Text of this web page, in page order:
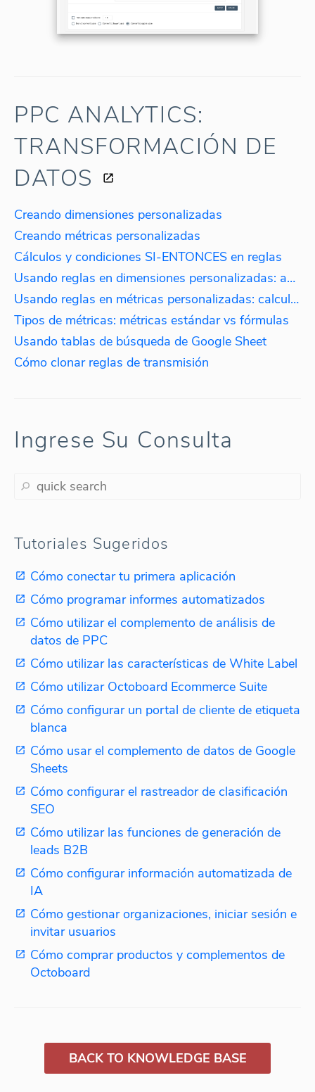
PPC ANALYTICS:
TRANSFORMACIÓN DE
DATOS
Creando dimensiones personalizadas
Creando métricas personalizadas
Cálculos y condiciones SI-ENTONCES en reglas
Usando reglas en dimensiones personalizadas: agregando datos por idioma.
Usando reglas en métricas personalizadas: calculando impuestos
Tipos de métricas: métricas estándar vs fórmulas
Usando tablas de búsqueda de Google Sheet
Cómo clonar reglas de transmisión
Ingrese Su Consulta
Tutoriales Sugeridos
Cómo conectar tu primera aplicación
Cómo programar informes automatizados
Cómo utilizar el complemento de análisis de
datos de PPC
Cómo utilizar las características de White Label
Cómo utilizar Octoboard Ecommerce Suite
Cómo configurar un portal de cliente de etiqueta
blanca
Cómo usar el complemento de datos de Google
Sheets
Cómo configurar el rastreador de clasificación
SEO
Cómo utilizar las funciones de generación de
leads B2B
Cómo configurar información automatizada de
IA
Cómo gestionar organizaciones, iniciar sesión e
invitar usuarios
Cómo comprar productos y complementos de
Octoboard
BACK TO KNOWLEDGE BASE